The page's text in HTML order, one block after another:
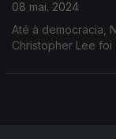
08 mai. 2024
Até à democracia,
Christopher Lee